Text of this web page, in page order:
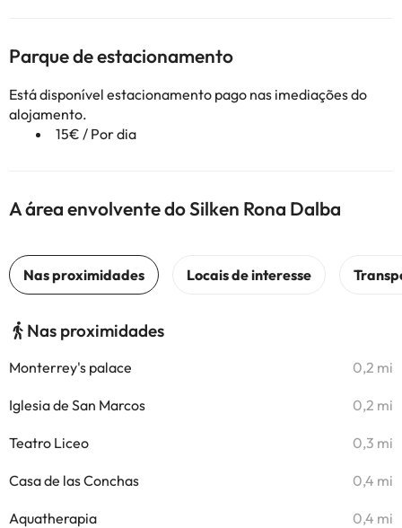
Parque de estacionamento
Está disponível estacionamento pago nas imediações do
alojamento.
15€ / Por dia
A área envolvente do Silken Rona Dalba
Nas proximidades
Monterrey's palace 0,2 mi
Iglesia de San Marcos 0,2 mi
Teatro Liceo 0,3 mi
Casa de las Conchas 0,4 mi
Aquatherapia 0,4 mi